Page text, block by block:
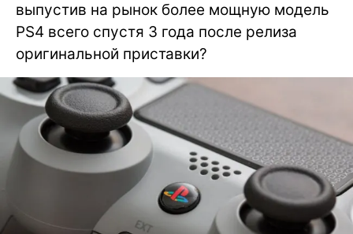
выпустив на рынок более мощную модель
PS4 всего спустя 3 года после релиза
оригинальной приставки?